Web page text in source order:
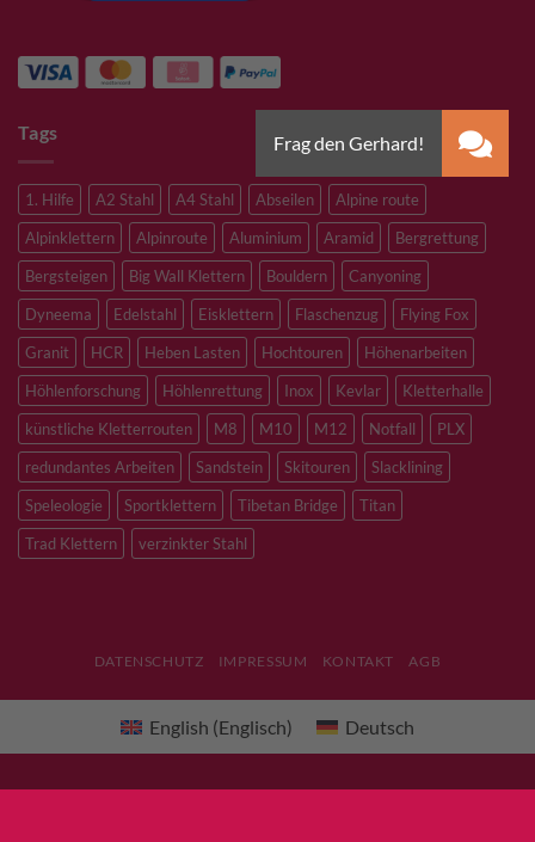
Tags
1. Hilfe A2 Stahl A4 Stahl Abseilen
Alpine route
Alpinklettern
Alpinroute Aluminium Aramid
Bergrettung
Bergsteigen
Big Wall Klettern Bouldern
Canyoning
Dyneema
Edelstahl Eisklettern Flaschenzug
Flying Fox
Granit
HCR Heben Lasten Hochtouren
Höhenarbeiten
Höhlenforschung
Höhlenrettung Inox Kevlar
Kletterhalle
künstliche Kletterrouten
M8 M10 M12 Notfall
PLX
redundantes Arbeiten
Sandstein Skitouren
Slacklining
Speleologie
Sportklettern Tibetan Bridge
Titan
Trad Klettern
verzinkter Stahl
DATENSCHUTZ IMPRESSUM KONTAKT AGB
English (Englisch) Deutsch